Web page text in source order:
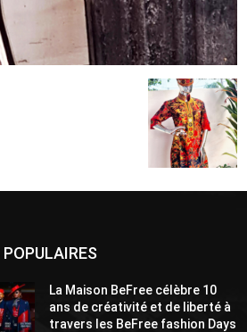
La Maison BeFree célèbre 10
ans de créativité et de liberté à
travers les BeFree fashion Days